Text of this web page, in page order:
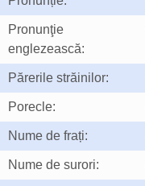
Pronunţie
englezească:
Părerile străinilor:
Porecle:
Nume de frați:
Nume de surori: